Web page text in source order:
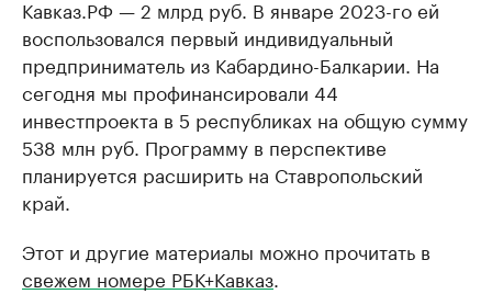
Кавказ.РФ — 2 млрд руб. В январе 2023-го ей
воспользовался первый индивидуальный
предприниматель из Кабардино-Балкарии. На
сегодня мы профинансировали 44
инвестпроекта в 5 республиках на общую сумму
538 млн руб. Программу в перспективе
планируется расширить на Ставропольский
край.
Этот и другие материалы можно прочитать в
свежем номере РБК+Кавказ